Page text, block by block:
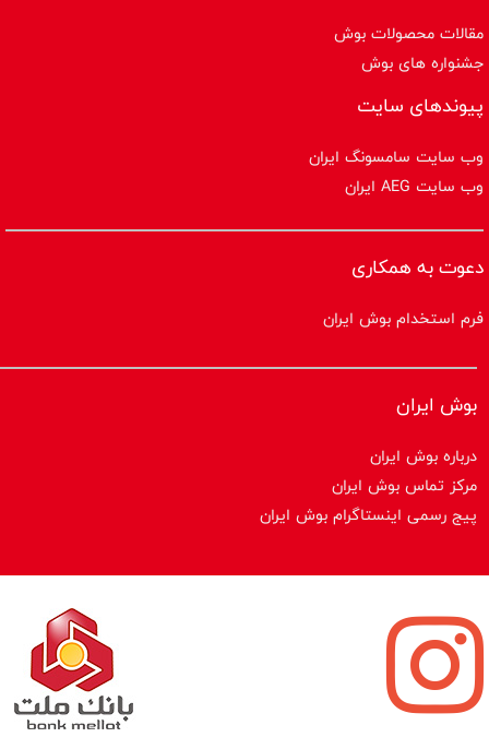
مقالات محصولات بوش
جشنواره های بوش
پیوندهای سایت
وب سایت سامسونگ ایران
وب سایت AEG ایران
دعوت به همکاری
فرم استخدام بوش ایران
بوش ایران
درباره بوش ایران
مرکز تماس بوش ایران
پیج رسمی اینستاگرام بوش ایران